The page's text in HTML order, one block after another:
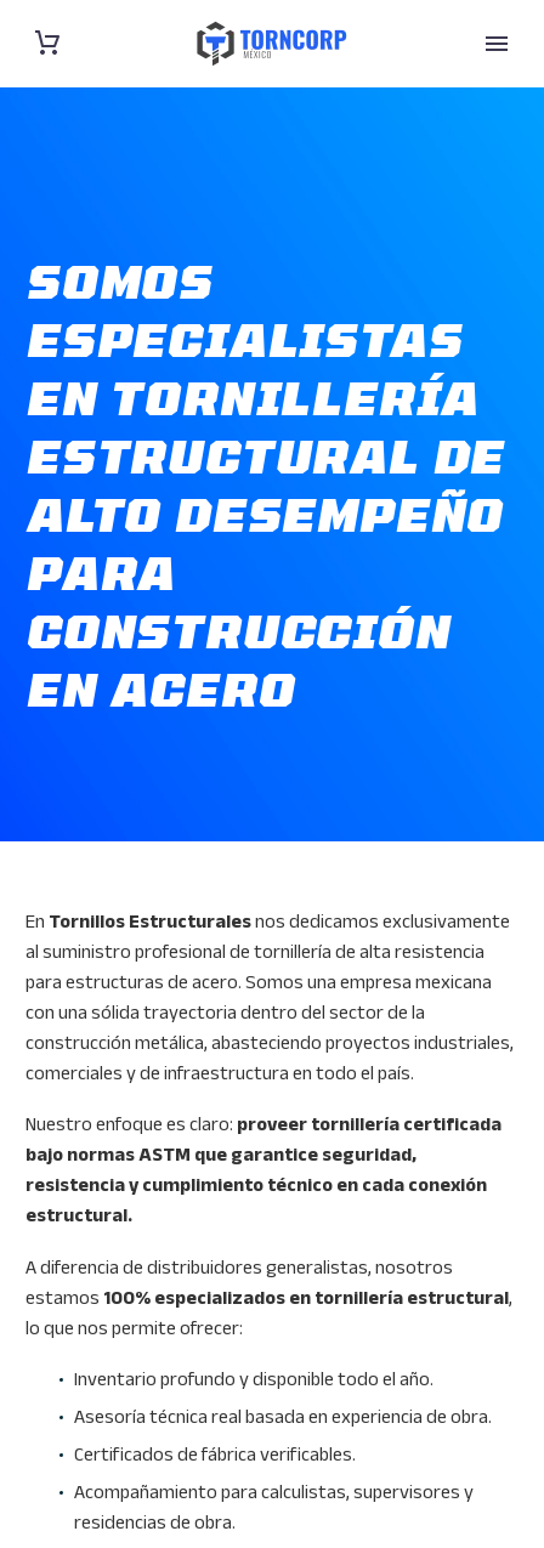
SOMOS
ESPECIALISTAS
EN TORNILLERÍA
ESTRUCTURAL DE
ALTO DESEMPEÑO
PARA
CONSTRUCCIÓN
EN ACERO
En Tornillos Estructuralesnos dedicamos exclusivamente
al suministro profesional de tornillería de alta resistencia
para estructuras de acero. Somos una empresa mexicana
con una sólida trayectoria dentro del sector de la
construcción metálica, abasteciendo proyectos industriales,
comerciales y de infraestructura en todo el país.
Nuestro enfoque es claro: proveer tornillería certificada
bajo normas ASTM que garantice seguridad,
resistencia y cumplimiento técnico en cada conexión
estructural.
A diferencia de distribuidores generalistas, nosotros
estamos 100% especializados en tornillería estructural,
lo que nos permite ofrecer:
Inventario profundo y disponible todo el año.
Asesoría técnica real basada en experiencia de obra.
Certificados de fábrica verificables.
Acompañamiento para calculistas, supervisores y
residencias de obra.